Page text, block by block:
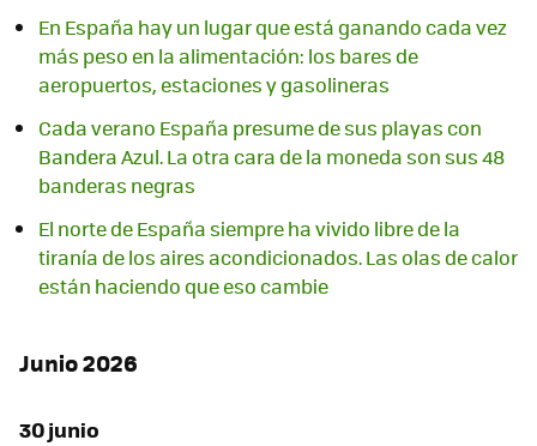
En España hay un lugar que está ganando cada vez
más peso en la alimentación: los bares de
aeropuertos, estaciones y gasolineras
Cada verano España presume de sus playas con
Bandera Azul. La otra cara de la moneda son sus 48
banderas negras
El norte de España siempre ha vivido libre de la
tiranía de los aires acondicionados. Las olas de calor
están haciendo que eso cambie
Junio 2026
30 junio